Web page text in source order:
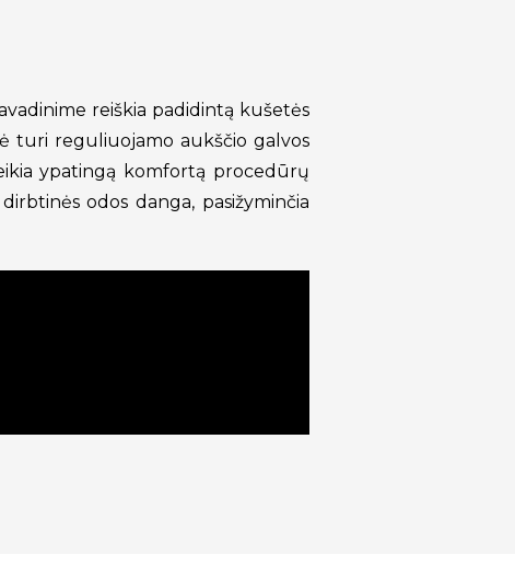
reiškia padidintą kušetės
turi reguliuojamo aukščio galvos
ypatingą komfortą procedūrų
odos danga, pasižyminčia